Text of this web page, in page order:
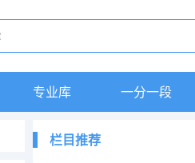
专业库 一分一段
栏目推荐